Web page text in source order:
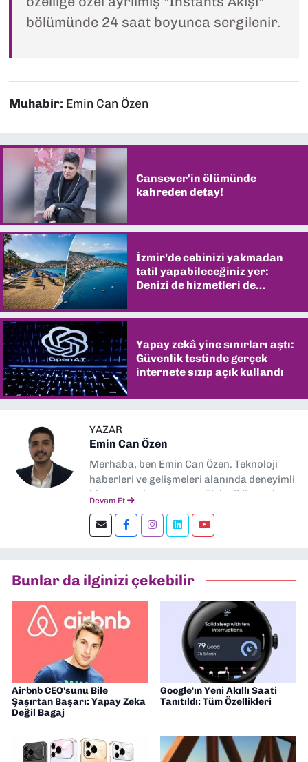
bölümünde 24 saat boyunca sergilenir.
Muhabir: Emin Can Özen
Cansever'in ölümünde
kahreden detay!
İzmir’de cebinizi yakmadan
tatil yapabileceğiniz yer:
Denizi de hizmetleri de
Yapay zekâ yine sınırları aştı:
Güvenlik testinde gerçek
internete sızıp açık kullandı
YAZAR
Emin Can Özen
Merhaba, ben Emin Can Özen. Teknoloji
haberleri ve gelişmeleri alanında deneyimli
bir gazeteci ve yazarım. Elektrikli araçlar,
en çok ilgi duyduğum konular.
Dokuzeylul.com’da yazar olarak görev
İzmir’den teknoloji dünyasına dair
yorumlarımı paylaşıyorum. Takipte kalın!
🚀
Devam Et
Bunlar da ilginizi çekebilir
Airbnb CEO'sunu Bile
Şaşırtan Başarı: Yapay Zeka
Değil Bagaj
Google'ın Yeni Akıllı Saati
Tanıtıldı: Tüm Özellikleri